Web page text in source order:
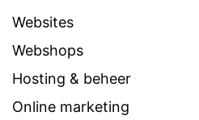
Websites
Webshops
Hosting & beheer
Online marketing